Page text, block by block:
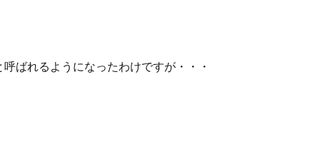
ばれるようになったわけですが・・・